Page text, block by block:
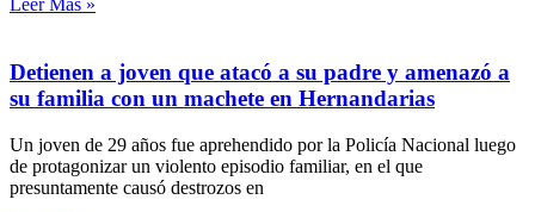
Leer Más »
Detienen a joven que atacó a su padre y amenazó a
su familia con un machete en Hernandarias
Un joven de 29 años fue aprehendido por la Policía Nacional luego
de protagonizar un violento episodio familiar, en el que
presuntamente causó destrozos en